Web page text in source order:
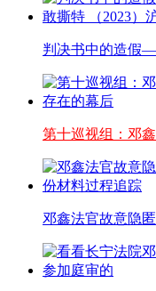
判决书中的造假
第十巡视组：邓
邓鑫法官故意隐